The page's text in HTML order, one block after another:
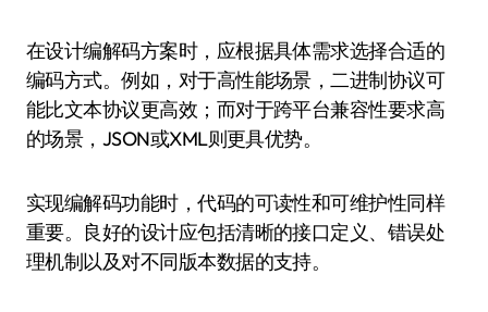
在设计编解码方案时，应根据具体需求选择合适的
编码方式。例如，对于高性能场景，二进制协议可
能比文本协议更高效；而对于跨平台兼容性要求高
的场景，JSON或XML则更具优势。
实现编解码功能时，代码的可读性和可维护性同样
重要。良好的设计应包括清晰的接口定义、错误处
理机制以及对不同版本数据的支持。